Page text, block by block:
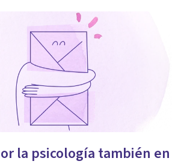
la psicología también en